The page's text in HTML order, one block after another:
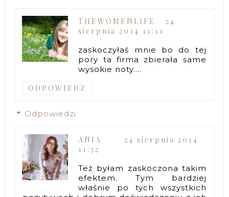
THEWOMENLIFE
24
sierpnia 2014 11:11
zaskoczyłaś mnie bo do tej
pory ta firma zbierała same
wysokie noty....
ODPOWIEDZ
Odpowiedzi
ANIA
24 sierpnia 2014
11:32
Też byłam zaskoczona takim
efektem. Tym bardziej
właśnie po tych wszystkich